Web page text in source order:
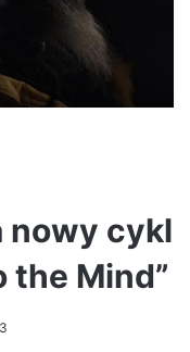
nowy cykl
the Mind”